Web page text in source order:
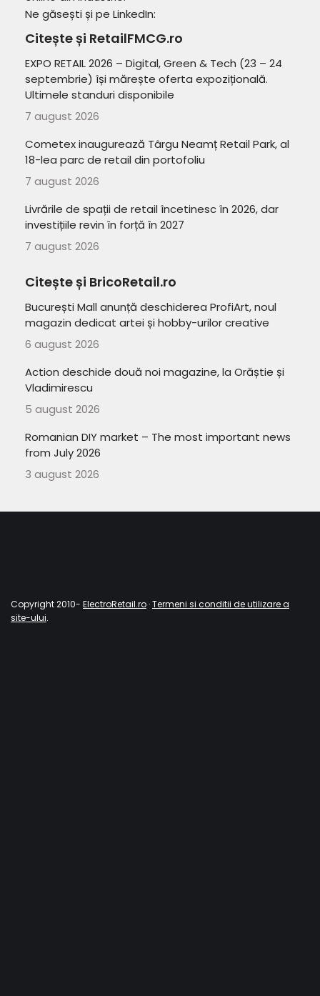
Ne găsești și pe LinkedIn:
Citește și RetailFMCG.ro
EXPO RETAIL 2026 – Digital, Green & Tech (23 – 24
septembrie) își mărește oferta expozițională.
Ultimele standuri disponibile
7 august 2026
Cometex inaugurează Târgu Neamț Retail Park, al
18-lea parc de retail din portofoliu
7 august 2026
Livrările de spații de retail încetinesc în 2026, dar
investițiile revin în forță în 2027
7 august 2026
Citește și BricoRetail.ro
București Mall anunță deschiderea ProfiArt, noul
magazin dedicat artei și hobby-urilor creative
6 august 2026
Action deschide două noi magazine, la Orăștie și
Vladimirescu
5 august 2026
Romanian DIY market – The most important news
from July 2026
3 august 2026
Copyright 2010- ElectroRetail.ro ·Termeni si conditii de utilizare a
site-ului.